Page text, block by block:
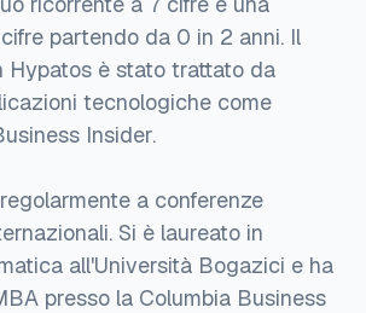
partendo da 0 in 2 anni. Il
Hypatos è stato trattato da
tecnologiche come
Insider.
a conferenze
Si è laureato in
all'Università Bogazici e ha
presso la Columbia Business